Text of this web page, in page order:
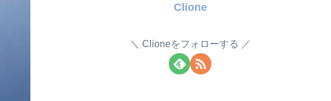
Clione
Clioneをフォローする